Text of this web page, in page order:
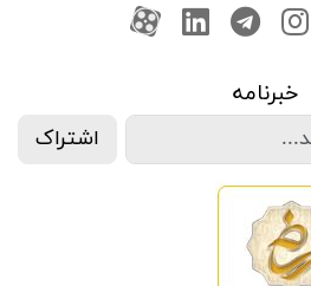
یوتوب
اینستاگرام
کانال تلگرام
کانال لینکدین
آپارات
خبرنامه
اشتراک